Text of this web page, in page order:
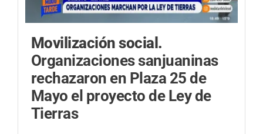
Movilización social.
Organizaciones sanjuaninas
rechazaron en Plaza 25 de
Mayo el proyecto de Ley de
Tierras